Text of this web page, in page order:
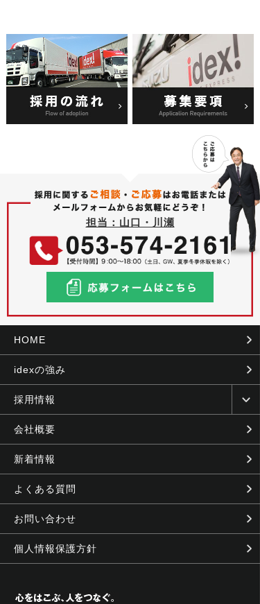
担当：山口・川瀬
HOME
idexの強み
採用情報
会社概要
新着情報
よくある質問
お問い合わせ
個人情報保護方針